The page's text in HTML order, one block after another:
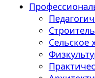
Сельское